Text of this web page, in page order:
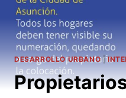
DESARROLLO URBANO|